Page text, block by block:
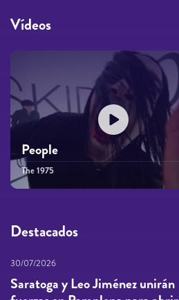
Vídeos
People
The 1975
Destacados
30/07/2026
Saratoga y Leo Jiménez unirán